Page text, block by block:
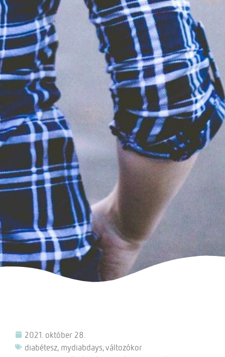
2021. október 28.
diabétesz, mydiabdays,változókor